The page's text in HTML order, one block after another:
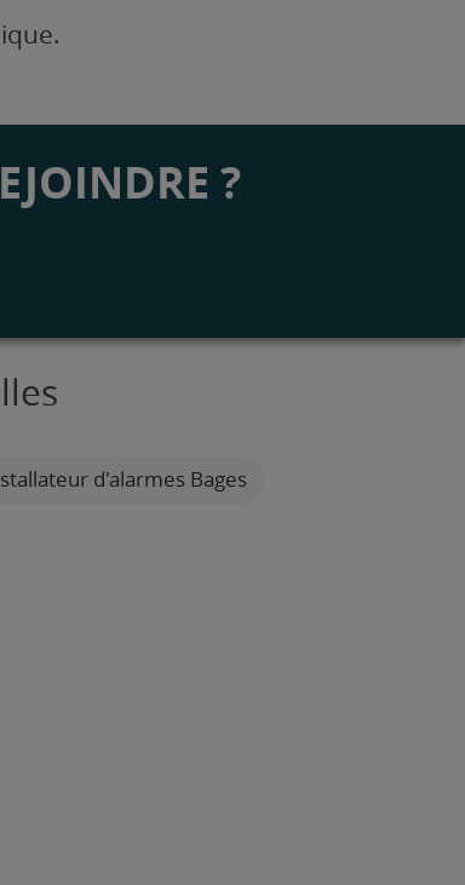
?
d'alarmes Bages